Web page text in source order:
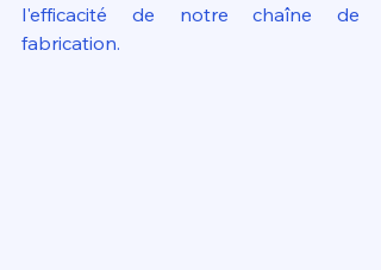
l'efficacité de notre chaîne de
fabrication.